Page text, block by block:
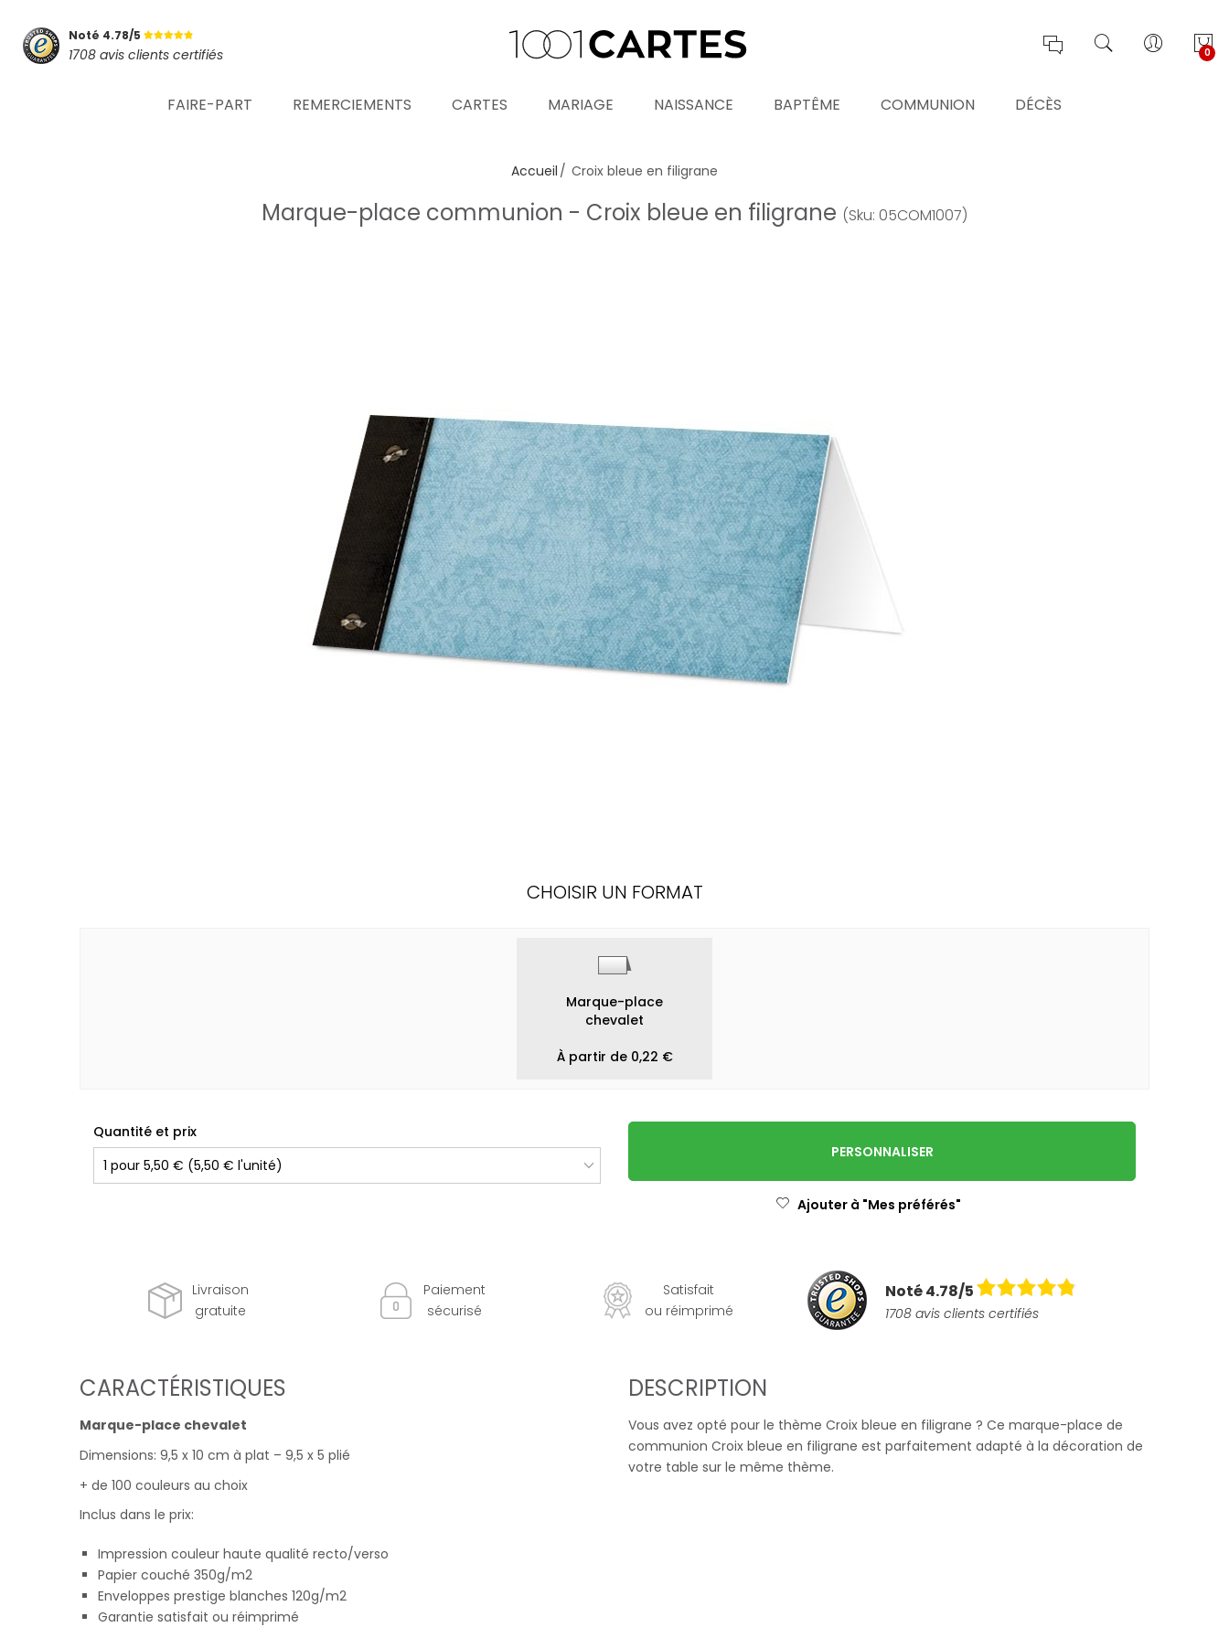
Noté 4.78/5
1708 avis clients certifiés 0
FAIRE-PART REMERCIEMENTS CARTES MARIAGE NAISSANCE BAPTÊME COMMUNION DÉCÈS
Mot de passe oublié ?
SE CONNECTER
Accueil Croix bleue en filigrane
Marque-place communion - Croix bleue en filigrane (Sku: 05COM1007)
CHOISIR UN FORMAT
Marque-place
chevalet
À partir de 0,22 €
Quantité et prix
PERSONNALISER
Ajouter à "Mes préférés"
Livraison
gratuite
Paiement
sécurisé
Satisfait
ou réimprimé
Noté 4.78/5
1708 avis clients certifiés
CARACTÉRISTIQUES
Marque-place chevalet
Dimensions: 9,5 x 10 cm à plat – 9,5 x 5 plié
+ de 100 couleurs au choix
Inclus dans le prix:
Impression couleur haute qualité recto/verso
Papier couché 350g/m2
Enveloppes prestige blanches 120g/m2
Garantie satisfait ou réimprimé
DESCRIPTION
Vous avez opté pour le thème Croix bleue en filigrane ? Ce marque-place de
communion Croix bleue en filigrane est parfaitement adapté à la décoration de
votre table sur le même thème.